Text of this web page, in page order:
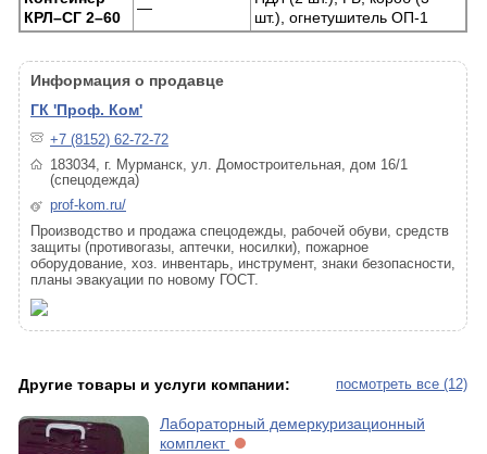
КРЛ–СГ 2–60
—
шт.), огнетушитель ОП-1
Информация о продавце
ГК 'Проф. Ком'
+7 (8152) 62-72-72
183034, г. Мурманск, ул. Домостроительная, дом 16/1
(спецодежда)
prof-kom.ru/
Производство и продажа спецодежды, рабочей обуви, средств
защиты (противогазы, аптечки, носилки), пожарное
оборудование, хоз. инвентарь, инструмент, знаки безопасности,
планы эвакуации по новому ГОСТ.
посмотреть все (12)
Другие товары и услуги компании:
Лабораторный демеркуризационный
комплект